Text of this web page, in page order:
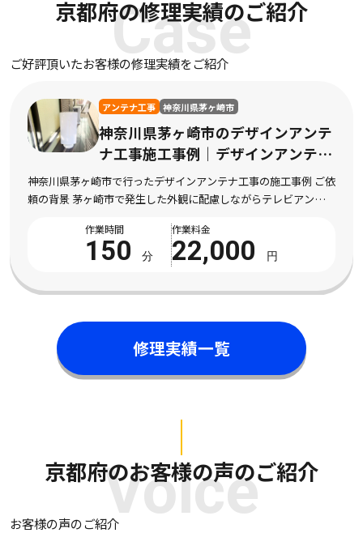
Case
京都府の修理実績のご紹介
ご好評頂いたお客様の修理実績をご紹介
アンテナ工事 神奈川県茅ヶ崎市
神奈川県茅ヶ崎市のデザインアンテ
ナ工事施工事例｜デザインアンテナ
工事の施工
神奈川県茅ヶ崎市で行ったデザインアンテナ工事の施工事例 ご依
頼の背景 茅ヶ崎市で発生した外観に配慮しながらテレビアンテナ
観に配慮しながらテレビアンテナを設置した […]
作業時間
150 分
作業料金
22,000 円
修理実績一覧
Voice
京都府のお客様の声のご紹介
お客様の声のご紹介